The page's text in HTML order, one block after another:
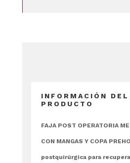
INFORMACIÓN DEL
PRODUCTO
FAJA POST OPERATORIA
CON MANGAS Y COPA
postquirúrgica para